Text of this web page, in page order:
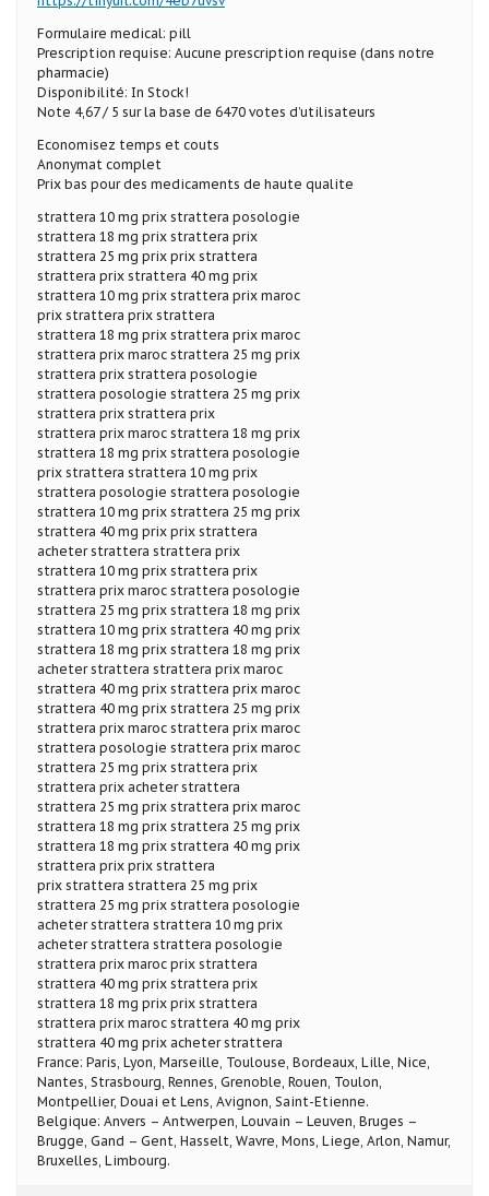
Formulaire medical: pill
Prescription requise: Aucune prescription requise (dans notre
pharmacie)
Disponibilité: In Stock!
Note 4,67 / 5 sur la base de 6470 votes d’utilisateurs
Economisez temps et couts
Anonymat complet
Prix bas pour des medicaments de haute qualite
strattera 10 mg prix strattera posologie
strattera 18 mg prix strattera prix
strattera 25 mg prix prix strattera
strattera prix strattera 40 mg prix
strattera 10 mg prix strattera prix maroc
prix strattera prix strattera
strattera 18 mg prix strattera prix maroc
strattera prix maroc strattera 25 mg prix
strattera prix strattera posologie
strattera posologie strattera 25 mg prix
strattera prix strattera prix
strattera prix maroc strattera 18 mg prix
strattera 18 mg prix strattera posologie
prix strattera strattera 10 mg prix
strattera posologie strattera posologie
strattera 10 mg prix strattera 25 mg prix
strattera 40 mg prix prix strattera
acheter strattera strattera prix
strattera 10 mg prix strattera prix
strattera prix maroc strattera posologie
strattera 25 mg prix strattera 18 mg prix
strattera 10 mg prix strattera 40 mg prix
strattera 18 mg prix strattera 18 mg prix
acheter strattera strattera prix maroc
strattera 40 mg prix strattera prix maroc
strattera 40 mg prix strattera 25 mg prix
strattera prix maroc strattera prix maroc
strattera posologie strattera prix maroc
strattera 25 mg prix strattera prix
strattera prix acheter strattera
strattera 25 mg prix strattera prix maroc
strattera 18 mg prix strattera 25 mg prix
strattera 18 mg prix strattera 40 mg prix
strattera prix prix strattera
prix strattera strattera 25 mg prix
strattera 25 mg prix strattera posologie
acheter strattera strattera 10 mg prix
acheter strattera strattera posologie
strattera prix maroc prix strattera
strattera 40 mg prix strattera prix
strattera 18 mg prix prix strattera
strattera prix maroc strattera 40 mg prix
strattera 40 mg prix acheter strattera
France: Paris, Lyon, Marseille, Toulouse, Bordeaux, Lille, Nice,
Nantes, Strasbourg, Rennes, Grenoble, Rouen, Toulon,
Montpellier, Douai et Lens, Avignon, Saint-Etienne.
Belgique: Anvers – Antwerpen, Louvain – Leuven, Bruges –
Brugge, Gand – Gent, Hasselt, Wavre, Mons, Liege, Arlon, Namur,
Bruxelles, Limbourg.